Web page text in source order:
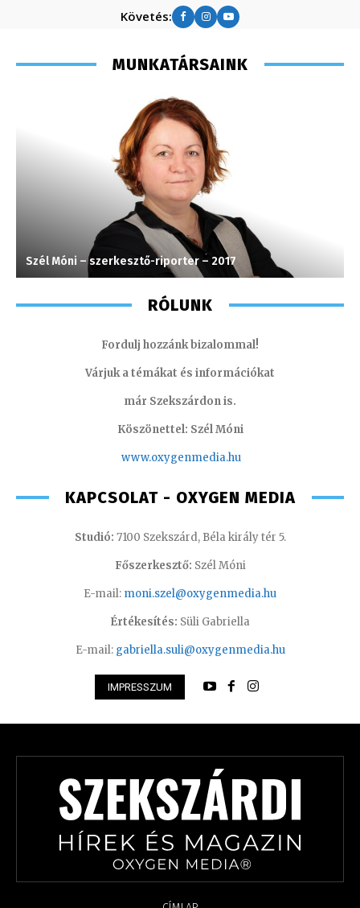
Követés:
MUNKATÁRSAINK
Szél Móni – szerkesztő-riporter – 2017
RÓLUNK
Fordulj hozzánk bizalommal!
Várjuk a témákat és információkat
már Szekszárdon is.
Köszönettel: Szél Móni
www.oxygenmedia.hu
KAPCSOLAT - OXYGEN MEDIA
Studió: 7100 Szekszárd, Béla király tér 5.
Főszerkesztő: Szél Móni
E-mail: moni.szel@oxygenmedia.hu
Értékesítés: Süli Gabriella
E-mail: gabriella.suli@oxygenmedia.hu
IMPRESSZUM